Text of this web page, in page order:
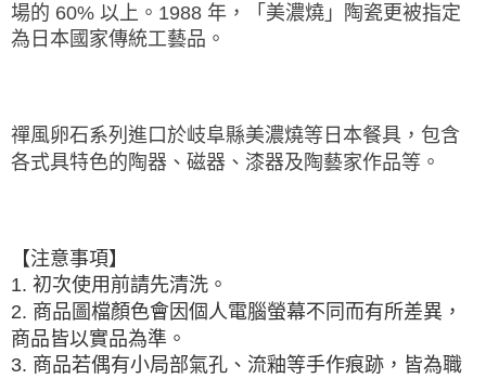
場的 60% 以上。1988 年，「美濃燒」陶瓷更被指定
為日本國家傳統工藝品。
禪風卵石系列進口於岐阜縣美濃燒等日本餐具，包含
各式具特色的陶器、磁器、漆器及陶藝家作品等。
【注意事項】
1. 初次使用前請先清洗。
2. 商品圖檔顏色會因個人電腦螢幕不同而有所差異，
商品皆以實品為準。
3. 商品若偶有小局部氣孔、流釉等手作痕跡，皆為職